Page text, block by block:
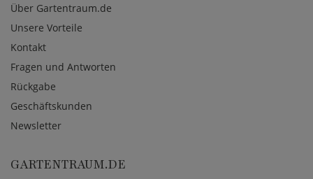
Über Gartentraum.de
Unsere Vorteile
Kontakt
Fragen und Antworten
Rückgabe
Geschäftskunden
Newsletter
GARTENTRAUM.DE